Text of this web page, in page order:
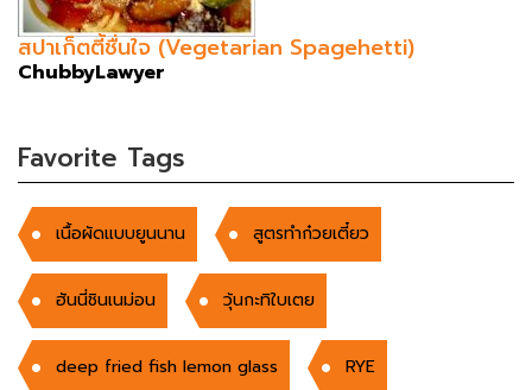
สปาเก็ตตี้ชื่นใจ (Vegetarian Spagehetti)
ChubbyLawyer
Favorite Tags
เนื้อผัดแบบยูนนาน สูตรทำก๋วยเตี๋ยว
ฮันนี่ชินเนม่อน วุ้นกะทิใบเตย
deep fried fish lemon glass RYE